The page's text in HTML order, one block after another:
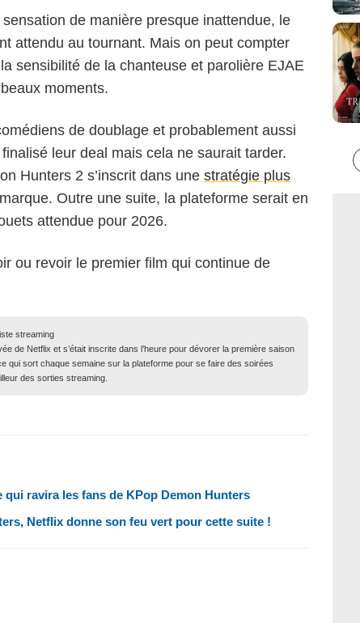
de manière presque inattendue, le
attendu au tournant. Mais on peut compter
sensibilité de la chanteuse et parolière EJAE
moments.
de doublage et probablement aussi
leur deal mais cela ne saurait tarder.
Hunters 2 s’inscrit dans une stratégie plus
Outre une suite, la plateforme serait en
attendue pour 2026.
ou revoir le premier film qui continue de
streaming
de Netflix et s’était inscrite dans l’heure pour dévorer la première saison
qui sort chaque semaine sur la plateforme pour se faire des soirées
des sorties streaming.
ravira les fans de KPop Demon Hunters
Netflix donne son feu vert pour cette suite !